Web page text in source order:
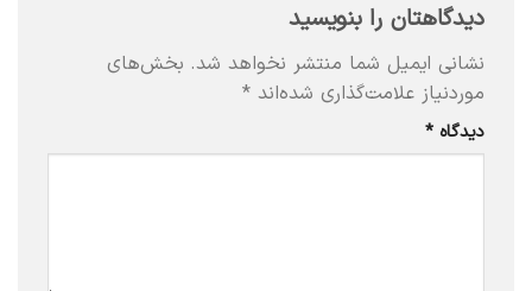
دیدگاهتان را بنویسید
نشانی ایمیل شما منتشر نخواهد شد. بخش‌های
موردنیاز علامت‌گذاری شده‌اند *
دیدگاه *